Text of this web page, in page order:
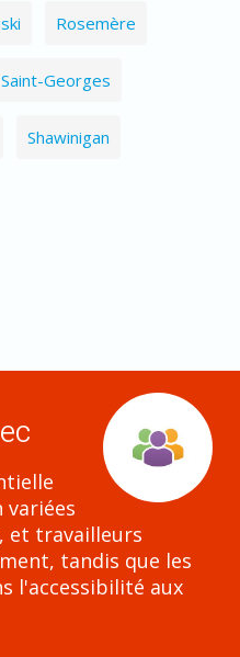
Rosemère
Saint-Georges
Shawinigan
et travailleurs
tandis que les
l'accessibilité aux